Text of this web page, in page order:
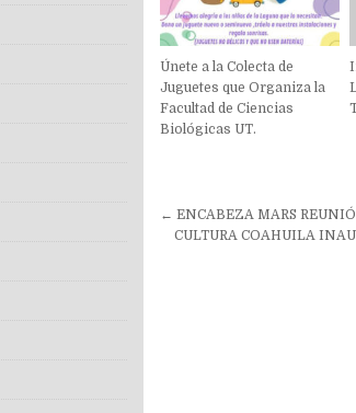
Únete a la Colecta de
Juguetes que Organiza la
Facultad de Ciencias
Biológicas UT.
Navegación
de
← ENCABEZA MARS
CULTURA COAHUILA